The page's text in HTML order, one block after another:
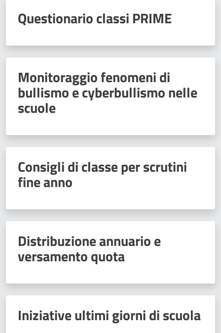
Questionario classi PRIME
Monitoraggio fenomeni di
bullismo e cyberbullismo nelle
scuole
Consigli di classe per scrutini
fine anno
Distribuzione annuario e
versamento quota
Iniziative ultimi giorni di scuola